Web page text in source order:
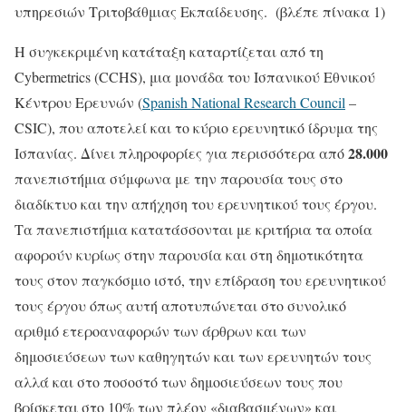
υπηρεσιών Τριτοβάθμιας Εκπαίδευσης. (βλέπε πίνακα 1)
Η συγκεκριμένη κατάταξη καταρτίζεται από τη
Cybermetrics (CCHS), μια μονάδα του Ισπανικού Εθνικού
Κέντρου Ερευνών (Spanish National Research Council –
CSIC), που αποτελεί και το κύριο ερευνητικό ίδρυμα της
Ισπανίας. Δίνει πληροφορίες για περισσότερα από28.000
πανεπιστήμια σύμφωνα με την παρουσία τους στο
διαδίκτυο και την απήχηση του ερευνητικού τους έργου.
Τα πανεπιστήμια κατατάσσονται με κριτήρια τα οποία
αφορούν κυρίως στην παρουσία και στη δημοτικότητα
τους στον παγκόσμιο ιστό, την επίδραση του ερευνητικού
τους έργου όπως αυτή αποτυπώνεται στο συνολικό
αριθμό ετεροαναφορών των άρθρων και των
δημοσιεύσεων των καθηγητών και των ερευνητών τους
αλλά και στο ποσοστό των δημοσιεύσεων τους που
βρίσκεται στο 10% των πλέον «διαβασμένων» και